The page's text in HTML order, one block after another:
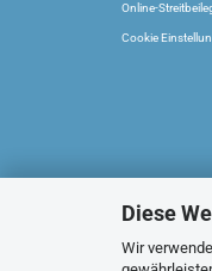
Diese
Wir
Online-
Cookie